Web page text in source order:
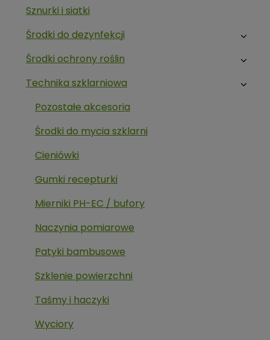
Sznurki i siatki
Środki do dezynfekcji
Środki ochrony roślin
Technika szklarniowa
Pozostałe akcesoria
Środki do mycia szklarni
Cieniówki
Gumki recepturki
Mierniki PH-EC / bufory
Naczynia pomiarowe
Patyki bambusowe
Szklenie powierzchni
Taśmy i haczyki
Wyciory